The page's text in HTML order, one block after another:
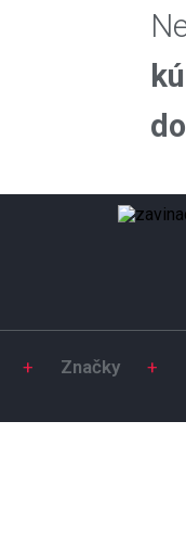
+ Značky +